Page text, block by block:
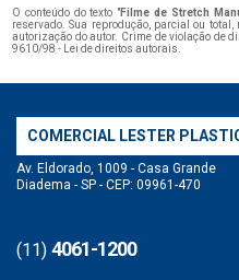
O conteúdo do texto "Filme de Stretch
reservado. Sua reprodução, parcial ou
autorização do autor. Crime de violação de
9610/98 - Lei de direitos autorais
COMERCIAL LESTER
Av. Eldorado, 1009 - Casa Grande
Diadema - SP - CEP: 09961-470
(11) 4061-1200